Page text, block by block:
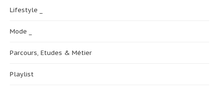
Lifestyle _
Mode _
Parcours, Etudes & Métier
Playlist